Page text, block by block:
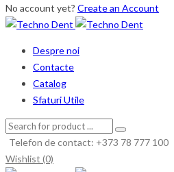
No account yet? Create an Account
Despre noi
Contacte
Catalog
Sfaturi Utile
Telefon de contact: +373 78 777 100
Wishlist (0)